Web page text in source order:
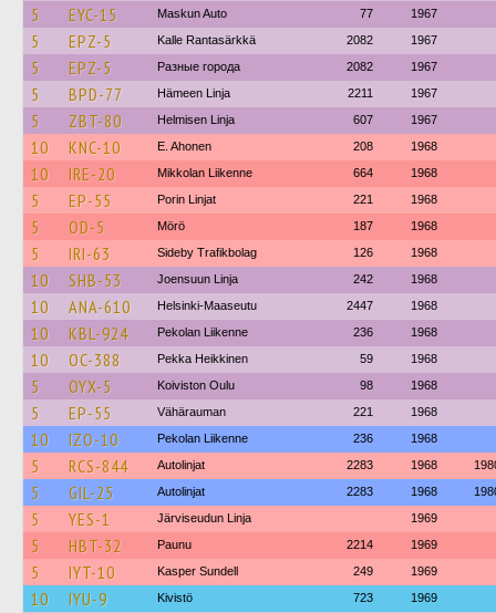
5 EYC-15 Maskun Auto 77 1967
5 EPZ-5 Kalle Rantasärkkä 2082 1967
5 EPZ-5 Разные города 2082 1967
5 BPD-77 Hämeen Linja 2211 1967
5 ZBT-80 Helmisen Linja 607 1967
10 KNC-10 E. Ahonen 208 1968
10 IRE-20 Mikkolan Liikenne 664 1968
5 EP-55 Porin Linjat 221 1968
5 OD-5 Mörö 187 1968
5 IRI-63 Sideby Trafikbolag 126 1968
10 SHB-53 Joensuun Linja 242 1968
10 ANA-610 Helsinki-Maaseutu 2447 1968
10 KBL-924 Pekolan Liikenne 236 1968
10 OC-388 Pekka Heikkinen 59 1968
5 OYX-5 Koiviston Oulu 98 1968
5 EP-55 Vähärauman 221 1968
10 IZO-10 Pekolan Liikenne 236 1968
5 RCS-844 Autolinjat 2283 1968
5 GIL-25 Autolinjat 2283 1968
5 YES-1 Järviseudun Linja 1969
5 HBT-32 Paunu 2214 1969
5 IYT-10 Kasper Sundell 249 1969
10 IYU-9 Kivistö 723 1969